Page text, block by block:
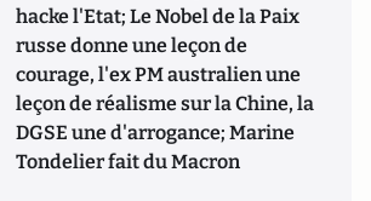
hacke l'Etat; Le Nobel de la Paix
russe donne une leçon de
courage, l'ex PM australien une
leçon de réalisme sur la Chine, la
DGSE une d'arrogance; Marine
Tondelier fait du Macron